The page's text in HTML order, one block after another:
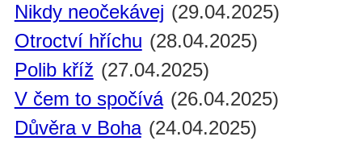
Nikdy neočekávej (29.04.2025)
Otroctví hříchu (28.04.2025)
Polib kříž (27.04.2025)
V čem to spočívá (26.04.2025)
Důvěra v Boha (24.04.2025)